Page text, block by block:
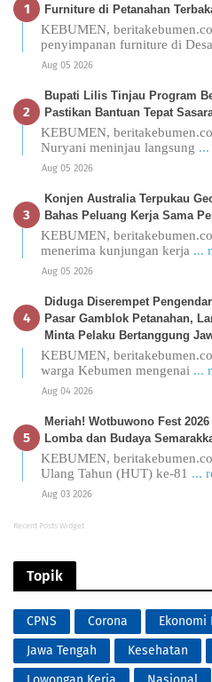
Furniture di Petanahan
KEBUMEN,
penyimpanan furniture di Desa
Aug 05 2026
Bupati Lilis Tinjau Program
Pastikan Bantuan Tepat
KEBUMEN,
Nuryani meninjau langsung ...
Aug 05 2026
Konjen Australia Terpukau
Bahas Peluang Kerja Sama
KEBUMEN,
menerima kunjungan kerja ...
Aug 05 2026
Diduga Diserempet
Pasar Gamblok Petanahan,
Minta Pelaku Bertanggung
KEBUMEN,
warga Kebumen mengenai ...
Aug 04 2026
Meriah! Wotbuwono Fest
Lomba dan Budaya
KEBUMEN,
Ulang Tahun (HUT) ke-81 ...
Aug 03 2026
Recent Posts Widget
Topik
CPNS Corona Ekonomi
Jawa Tengah
Kesehatan